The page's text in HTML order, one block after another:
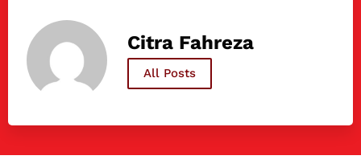
Citra Fahreza
All Posts